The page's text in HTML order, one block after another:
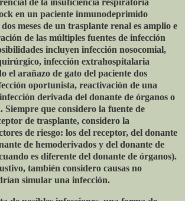
de la insuficiencia respiratoria
en un paciente inmunodeprimido
dos meses de un trasplante renal es amplio e
de las múltiples fuentes de infección
incluyen infección nosocomial,
infección extrahospitalaria
el arañazo de gato del paciente dos
oportunista, reactivación de una
derivada del donante de órganos o
Siempre que considero la fuente de
de trasplante, considero la
de riesgo: los del receptor, del donante
de hemoderivados y del donante de
es diferente del donante de órganos).
también considero causas no
simular una infección.